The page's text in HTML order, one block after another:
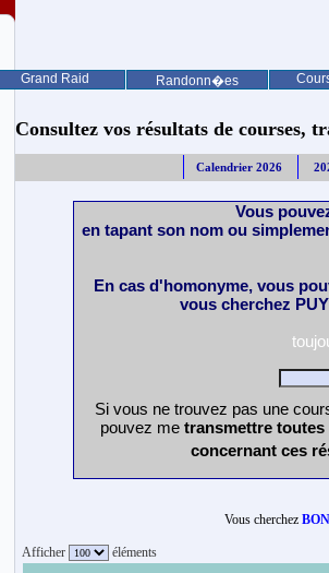
Grand Raid Randonn�es
Consultez vos résultats de courses,
Calendrier 2026
Vous
en tapant son nom ou
En cas d'homonyme, vous
vous cherchez
Si vous ne trouvez pas une
pouvez me transmettre
concernant ces
Vous cherchez
Afficher éléments